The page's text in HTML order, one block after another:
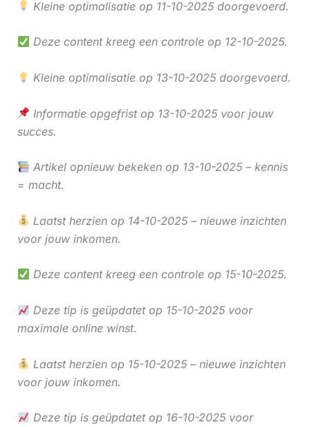
Kleine optimalisatie op 11-10-2025 doorgevoerd.
Deze content kreeg een controle op 12-10-2025.
Kleine optimalisatie op 13-10-2025 doorgevoerd.
Informatie opgefrist op 13-10-2025 voor jouw
succes.
Artikel opnieuw bekeken op 13-10-2025 – kennis
= macht.
Laatst herzien op 14-10-2025 – nieuwe inzichten
voor jouw inkomen.
Deze content kreeg een controle op 15-10-2025.
Deze tip is geüpdatet op 15-10-2025 voor
maximale online winst.
Laatst herzien op 15-10-2025 – nieuwe inzichten
voor jouw inkomen.
Deze tip is geüpdatet op 16-10-2025 voor